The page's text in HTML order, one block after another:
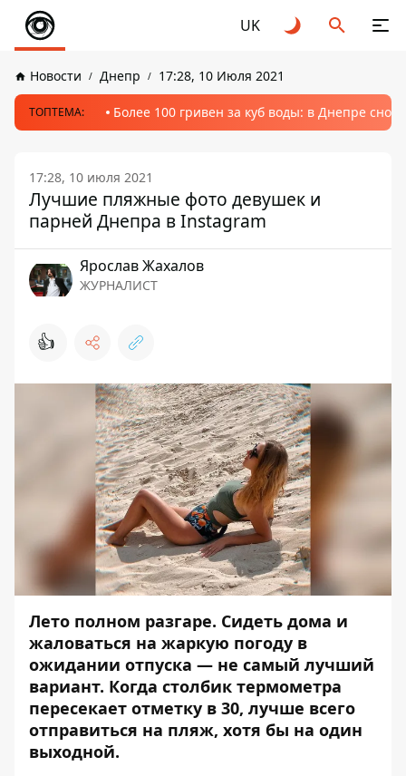
UK
Новости Днепр 17:28, 10 Июля 2021
ТОПТЕМА: Более 100 гривен за куб воды: в Днепре
17:28, 10 июля 2021
Лучшие пляжные фото девушек и
парней Днепра в Instagram
Ярослав Жахалов
ЖУРНАЛИСТ
👍
Лето полном разгаре. Сидеть дома и
жаловаться на жаркую погоду в
ожидании отпуска — не самый лучший
вариант. Когда столбик термометра
пересекает отметку в 30, лучше всего
отправиться на пляж, хотя бы на один
выходной.